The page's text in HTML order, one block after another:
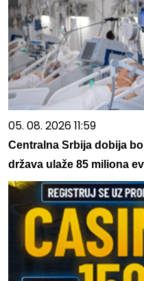
05. 08. 2026 11:59
Centralna Srbija dobija
država ulaže 85 miliona